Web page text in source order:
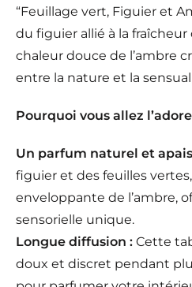
“Feuillage vert, Figuier et
du figuier allié à la
chaleur douce de l’ambre
entre la nature et la
Pourquoi vous allez
Un parfum naturel et
figuier et des feuilles
enveloppante de l’ambre,
sensorielle unique.
Longue diffusion : Cette
doux et discret pendant